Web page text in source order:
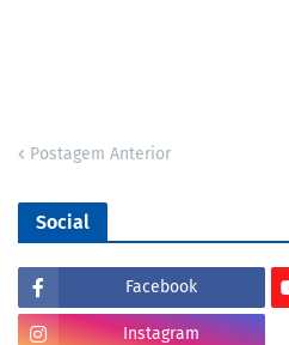
Postagem Anterior
Social
Facebook
Instagram